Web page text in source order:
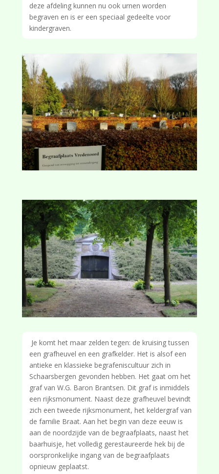
deze afdeling kunnen nu ook urnen worden
begraven en is er een speciaal gedeelte voor
kindergraven.
Je komt het maar zelden tegen: de kruising tussen
een grafheuvel en een grafkelder. Het is alsof een
antieke en klassieke begrafeniscultuur zich in
Schaarsbergen gevonden hebben. Het gaat om het
graf van W.G. Baron Brantsen. Dit graf is inmiddels
een rijksmonument. Naast deze grafheuvel bevindt
zich een tweede rijksmonument, het keldergraf van
de familie Braat. Aan het begin van deze eeuw is
aan de noordzijde van de begraafplaats, naast het
baarhuisje, het volledig gerestaureerde hek bij de
oorspronkelijke ingang van de begraafplaats
opnieuw geplaatst.